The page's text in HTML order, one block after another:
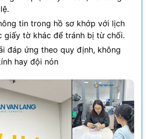
tin trong hồ sơ khớp với lịch
giấy tờ khác để tránh bị từ chối.
đáp ứng theo quy định, không
hay đội nón